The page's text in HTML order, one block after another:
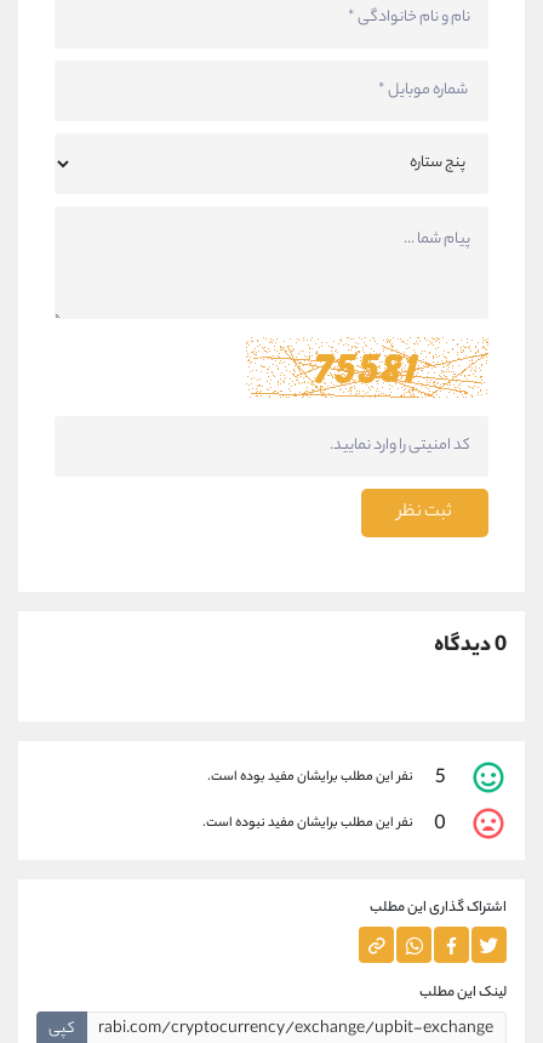
ثبت نظر
0 دیدگاه
5 نفر این مطلب برایشان مفید بوده است.
0 نفر این مطلب برایشان مفید نبوده است.
اشتراک گذاری این مطلب
لینک این مطلب
کپی